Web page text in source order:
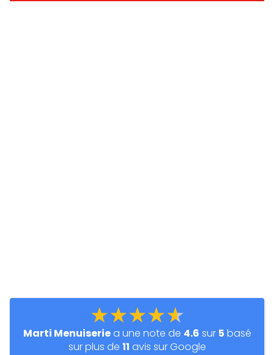
★★★★★
Marti Menuiseriea une note de 4.6 sur 5 basé
sur plus de 11 avis sur Google